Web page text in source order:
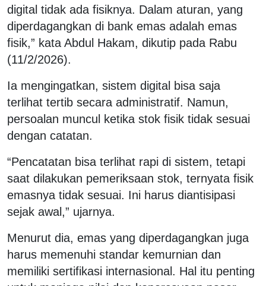
digital tidak ada fisiknya. Dalam aturan, yang
diperdagangkan di bank emas adalah emas
fisik,” kata Abdul Hakam, dikutip pada Rabu
(11/2/2026).
Ia mengingatkan, sistem digital bisa saja
terlihat tertib secara administratif. Namun,
persoalan muncul ketika stok fisik tidak sesuai
dengan catatan.
“Pencatatan bisa terlihat rapi di sistem, tetapi
saat dilakukan pemeriksaan stok, ternyata fisik
emasnya tidak sesuai. Ini harus diantisipasi
sejak awal,” ujarnya.
Menurut dia, emas yang diperdagangkan juga
harus memenuhi standar kemurnian dan
memiliki sertifikasi internasional. Hal itu penting